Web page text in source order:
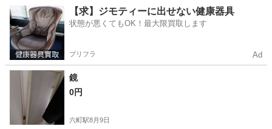
東京 世田谷区 久我山駅 椅子
【求】ジモティーに出せない健康器具
状態が悪くてもOK！最大限買取します
プリフラ Ad
鏡
0円
六町駅8月9日